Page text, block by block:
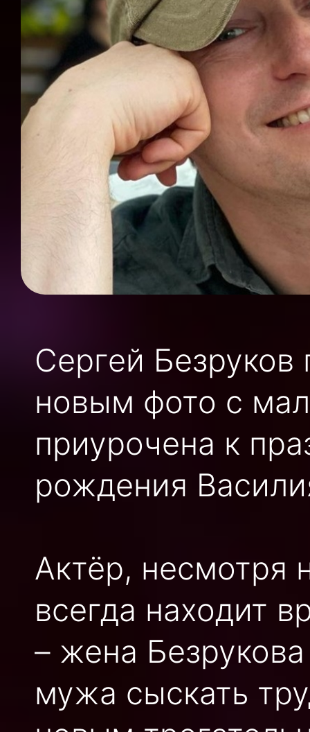
Сергей Безруков
новым фото с
приурочена к
рождения
Актёр, несмотря
всегда находит
– жена
мужа сыскать